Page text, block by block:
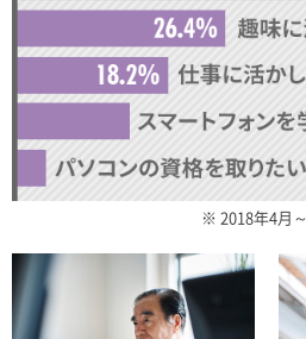
※ 2018年4月